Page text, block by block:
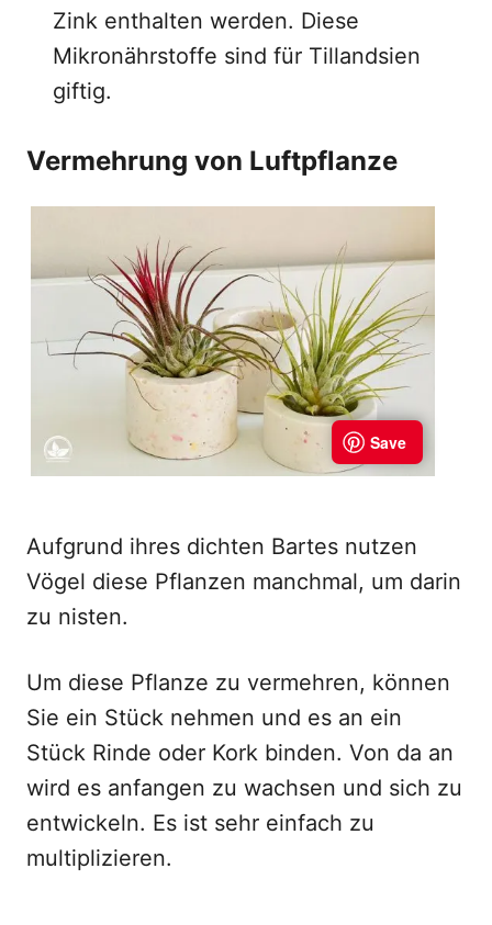
Zink enthalten werden. Diese
Mikronährstoffe sind für Tillandsien
giftig.
Vermehrung von Luftpflanze
Aufgrund ihres dichten Bartes nutzen
Vögel diese Pflanzen manchmal, um darin
zu nisten.
Um diese Pflanze zu vermehren, können
Sie ein Stück nehmen und es an ein
Stück Rinde oder Kork binden. Von da an
wird es anfangen zu wachsen und sich zu
entwickeln. Es ist sehr einfach zu
multiplizieren.